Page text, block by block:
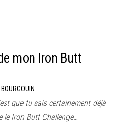
mon Iron Butt
que tu sais certainement déjà
le Iron Butt Challenge…